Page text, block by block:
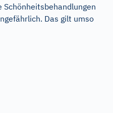
Schönheitsbehandlungen
Das gilt umso